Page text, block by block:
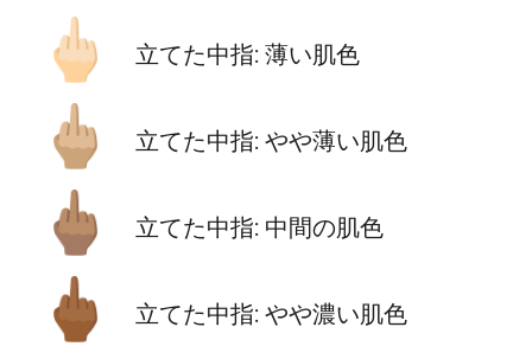
🖕🏻 立てた中指: 薄い肌色
🖕🏼 立てた中指: やや薄い肌色
🖕🏽 立てた中指: 中間の肌色
🖕🏾 立てた中指: やや濃い肌色